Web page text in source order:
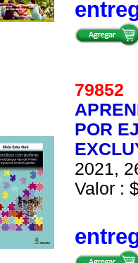
79852
POR
2021,
Valor :